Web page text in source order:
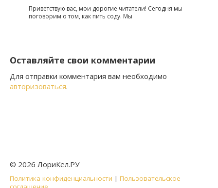
Приветствую вас, мои дорогие читатели! Сегодня мы
поговорим о том, как пить соду. Мы
Оставляйте свои комментарии
Для отправки комментария вам необходимо
авторизоваться.
© 2026 ЛориКел.РУ
Политика конфиденциальности | Пользовательское